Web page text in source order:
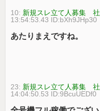
10: 新規スレ立て人募集
13:54:53.43 ID:bXh9JHp30
あたりまえですね。
23: 新規スレ立て人募集
14:04:50.53 ID:9BcuUEDf0